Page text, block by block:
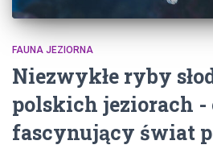
FAUNA JEZIORNA
Niezwykłe ryby
polskich jeziorach
fascynujący świat